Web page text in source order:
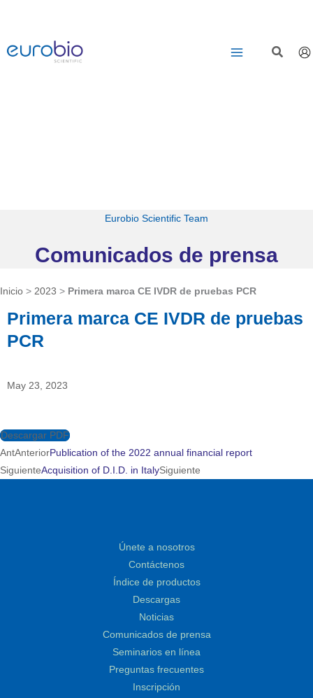
contenido
Eurobio Scientific Team
Comunicados de prensa
Inicio > 2023 > Primera marca CE IVDR de pruebas PCR
Primera marca CE IVDR de pruebas
PCR
May 23, 2023
Descargar PDF
AntAnteriorPublication of the 2022 annual financial report
SiguienteAcquisition of D.I.D. in ItalySiguiente
Únete a nosotros
Contáctenos
Índice de productos
Descargas
Noticias
Comunicados de prensa
Seminarios en línea
Preguntas frecuentes
Inscripción